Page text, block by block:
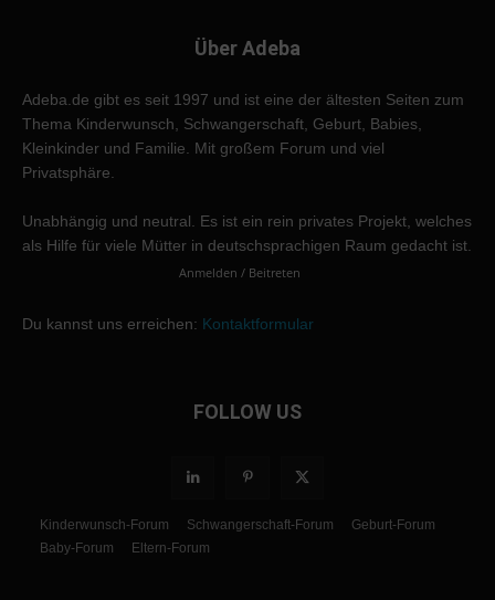
Über Adeba
Adeba.de gibt es seit 1997 und ist eine der ältesten Seiten zum
Thema Kinderwunsch, Schwangerschaft, Geburt, Babies,
Kleinkinder und Familie. Mit großem Forum und viel
Privatsphäre.
Unabhängig und neutral. Es ist ein rein privates Projekt, welches
als Hilfe für viele Mütter in deutschsprachigen Raum gedacht ist.
Anmelden / Beitreten
Du kannst uns erreichen: Kontaktformular
FOLLOW US
Kinderwunsch-Forum Schwangerschaft-Forum
Geburt-Forum
Baby-Forum
Eltern-Forum